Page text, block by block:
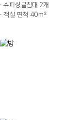
·슈퍼싱글침대 2개
·객실 면적 40m²